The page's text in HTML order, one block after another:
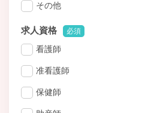
その他
求人資格 必須
看護師
准看護師
保健師